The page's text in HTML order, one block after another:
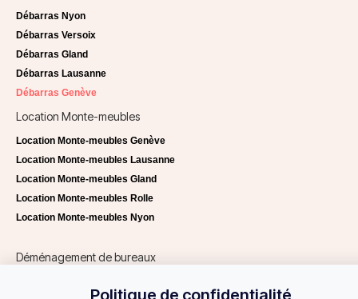
Débarras Nyon
Débarras Versoix
Débarras Gland
Débarras Lausanne
Débarras Genève
Location Monte-meubles
Location Monte-meubles Genève
Location Monte-meubles Lausanne
Location Monte-meubles Gland
Location Monte-meubles Rolle
Location Monte-meubles Nyon
Déménagement de bureaux
Politique de confidentialité